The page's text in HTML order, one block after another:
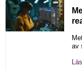
av